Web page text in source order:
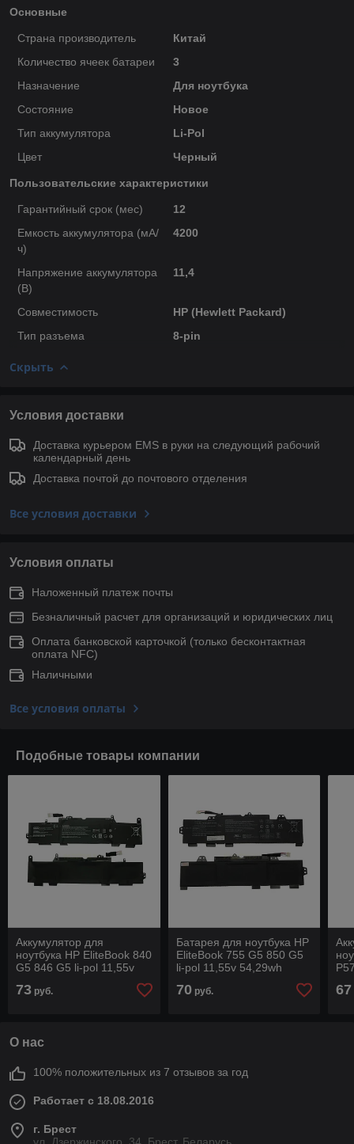
Основные
Страна производитель
Китай
Количество ячеек батареи
3
Назначение
Для ноутбука
Состояние
Новое
Тип аккумулятора
Li-Pol
Цвет
Черный
Пользовательские характеристики
Гарантийный срок (мес)
12
Емкость аккумулятора (мА/
ч)
4200
Напряжение аккумулятора
(В)
11,4
Совместимость
HP (Hewlett Packard)
Тип разъема
8-pin
Скрыть
Условия доставки
Доставка курьером EMS в руки на следующий рабочий
календарный день
Доставка почтой до почтового отделения
Все условия доставки
Условия оплаты
Наложенный платеж почты
Безналичный расчет для организаций и юридических лиц
Оплата банковской карточкой (только беcконтактная
оплата NFC)
Наличными
Все условия оплаты
Подобные товары компании
Аккумулятор для
ноутбука HP EliteBook 840
G5 846 G5 li-pol 11,55v
73 руб.
Батарея для ноутбука HP
EliteBook 755 G5 850 G5
li-pol 11,55v 54,29wh
70руб. 67
О нас
100% положительных из 7 отзывов за год
Работает с 18.08.2016
г. Брест